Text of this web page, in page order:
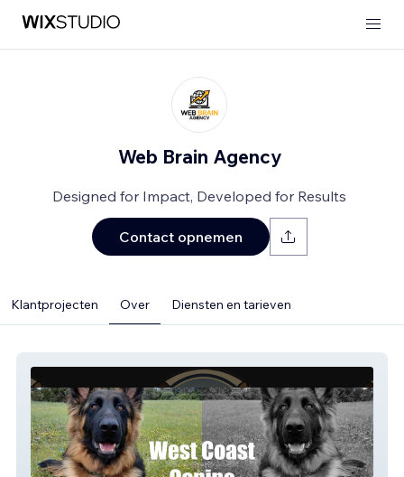
Web Brain Agency
Designed for Impact, Developed for Results
Contact opnemen
Klantprojecten Over Diensten en tarieven